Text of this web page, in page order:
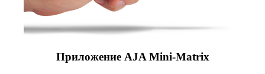
Приложение AJA Mini-Matrix